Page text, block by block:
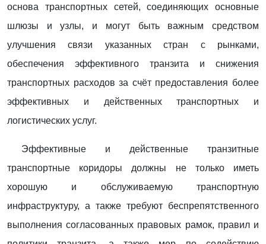
основа транспортных сетей, соединяющих основные
шлюзы и узлы, и могут быть важным средством
улучшения связи указанных стран с рынками,
обеспечения эффективного транзита и снижения
транспортных расходов за счёт предоставления более
эффективных и действенных транспортных и
логистических услуг.
Эффективные и действенные транзитные
транспортные коридоры должны не только иметь
хорошую и обслуживаемую транспортную
инфраструктуру, а также требуют беспрепятственного
выполнения согласованных правовых рамок, правил и